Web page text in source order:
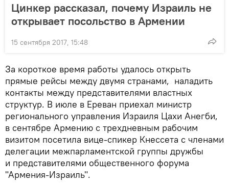
Цинкер рассказал, почему Израиль не
открывает посольство в Армении
15 сентября 2017, 15:48
За короткое время работы удалось открыть
прямые рейсы между двумя странами, наладить
контакты между представителями властных
структур. В июле в Ереван приехал министр
регионального управления Израиля Цахи Анегби,
в сентябре Армению с трехдневным рабочим
визитом посетила вице-спикер Кнессета с членами
делегации межпарламентской группы дружбы
и представителями общественного форума
"Армения-Израиль".